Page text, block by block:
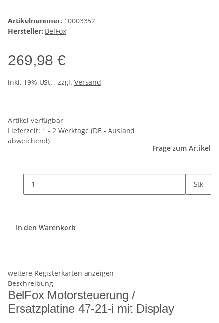
Artikelnummer: 10003352
Hersteller: BelFox
269,98 €
inkl. 19% USt. , zzgl. Versand
Artikel verfügbar
Lieferzeit: 1 - 2 Werktage (DE - Ausland
abweichend)
Frage zum Artikel
Stk
In den Warenkorb
weitere Registerkarten anzeigen
Beschreibung
BelFox Motorsteuerung /
Ersatzplatine 47-21-i mit Display